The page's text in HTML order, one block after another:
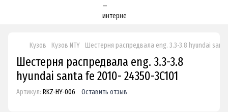
Кузов Кузов NTY Шестерня распредвала eng. 3.3-3.8 hyundai santa
Шестерня распредвала eng. 3.3-3.8
hyundai santa fe 2010- 24350-3C101
Артикул: RKZ-HY-006 Оставить отзыв